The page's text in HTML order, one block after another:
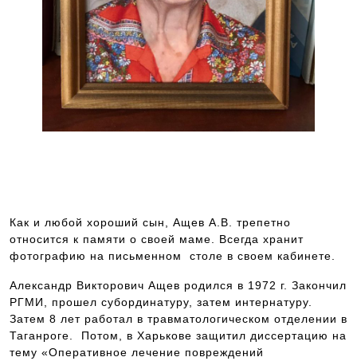
Как и любой хороший сын, Ащев А.В. трепетно
относится к памяти о своей маме. Всегда хранит
фотографию на письменном столе в своем кабинете.
Александр Викторович Ащев родился в 1972 г. Закончил
РГМИ, прошел субординатуру, затем интернатуру.
Затем 8 лет работал в травматологическом отделении в
Таганроге. Потом, в Харькове защитил диссертацию на
тему «Оперативное лечение повреждений